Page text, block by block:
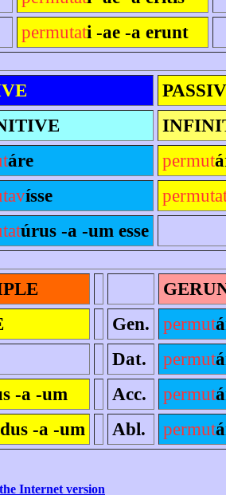
permutati -ae -a erunt
áre permut
ísse
úrus -a -um esse
Gen. permut
Dat. permut
-a -um Acc. permut
-a -um Abl. permut
Internet version